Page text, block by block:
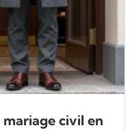
civil en